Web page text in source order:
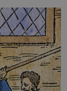
statečných